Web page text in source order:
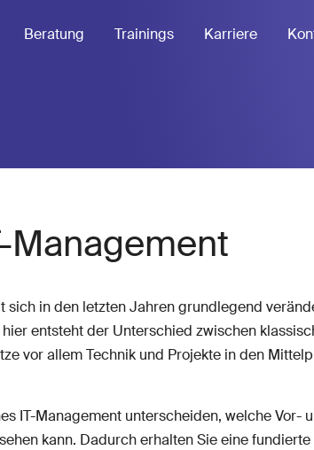
Beratung Trainings Karriere
Management
sich in den letzten Jahren grundlegend
entsteht der Unterschied zwischen
vor allem Technik und Projekte in den
IT-Management unterscheiden, welche
kann. Dadurch erhalten Sie eine